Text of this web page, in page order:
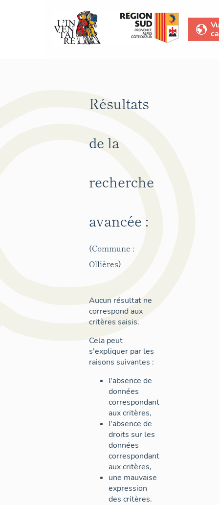
Résultats
de la
recherche
avancée :
(Commune :
Ollières)
Aucun résultat ne
correspond aux
critères saisis.
Cela peut
s'expliquer par les
raisons suivantes :
l'absence de
données
correspondant
aux critères,
l'absence de
droits sur les
données
correspondant
aux critères,
une mauvaise
expression
des critères.